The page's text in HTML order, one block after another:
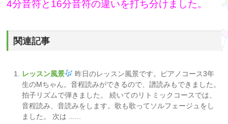
4分音符と16分音符の違いを打ち分けました。
関連記事
レッスン風景
昨日のレッスン風景です。ピアノコース3年
生のMちゃん。音程読みができるので、譜読みもできました。
拍子リズムで弾きました。 続いてのリトミックコースでは、
音程読み、音読みをします。歌も歌ってソルフェージュをし
ました。 次は ......